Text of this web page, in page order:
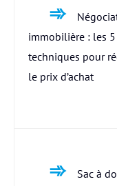
immobilière : les 5
techniques pour
le prix d’achat
Sac à